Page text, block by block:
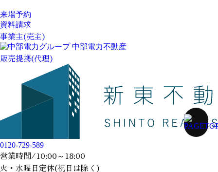
来場予約
資料請求
事業主(売主)
販売提携(代理)
0120-729-589
営業時間/10:00～18:00
火・水曜日定休(祝日は除く)